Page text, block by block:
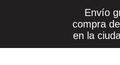
Envío
compra
en la